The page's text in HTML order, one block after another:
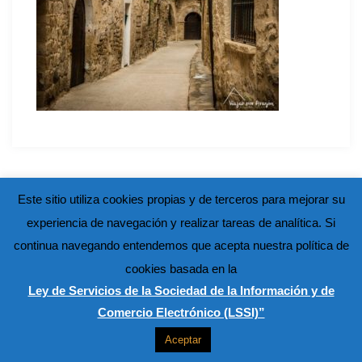
Este sitio utiliza cookies propias y de terceros para mejorar su
experiencia de navegación y realizar tareas de analítica. Si
continua navegando entendemos que acepta nuestra política de
cookies basada en la
Ley de Servicios de la Sociedad de la Información y de
Comercio Electrónico (LSSI)”
Aceptar